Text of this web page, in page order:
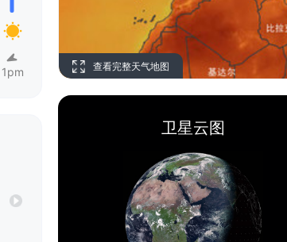
1pm 查看完整天气地图
卫星云图